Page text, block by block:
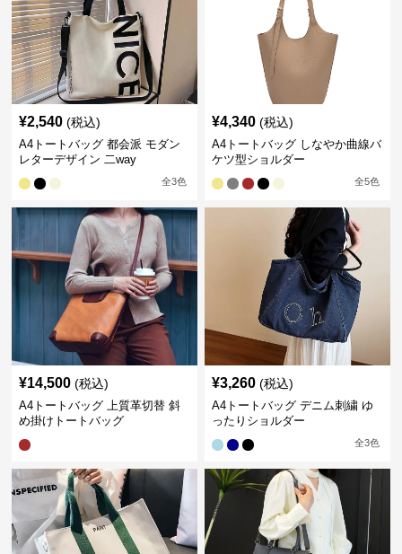
¥2,540 (税込)
A4トートバッグ 都会派 モダン
レターデザイン 二way
全3色
¥4,340 (税込)
A4トートバッグ しなやか曲線バ
ケツ型ショルダー
全5色
¥14,500 (税込)
A4トートバッグ 上質革切替 斜
め掛けトートバッグ
¥3,260 (税込)
A4トートバッグ デニム刺繍 ゆ
ったりショルダー
全3色